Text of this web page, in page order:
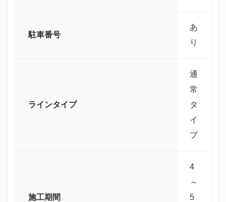
駐車番号
あ
り
ラインタイプ
通
常
タ
イ
プ
施工期間
4
～
5